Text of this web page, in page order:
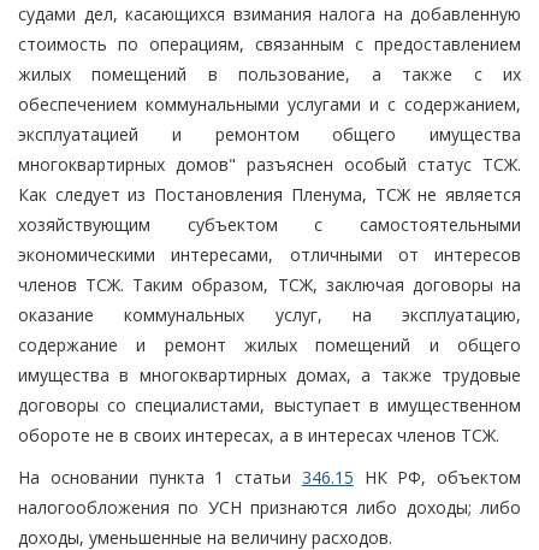
судами дел, касающихся взимания налога на добавленную
стоимость по операциям, связанным с предоставлением
жилых помещений в пользование, а также с их
обеспечением коммунальными услугами и с содержанием,
эксплуатацией и ремонтом общего имущества
многоквартирных домов" разъяснен особый статус ТСЖ.
Как следует из Постановления Пленума, ТСЖ не является
хозяйствующим субъектом с самостоятельными
экономическими интересами, отличными от интересов
членов ТСЖ. Таким образом, ТСЖ, заключая договоры на
оказание коммунальных услуг, на эксплуатацию,
содержание и ремонт жилых помещений и общего
имущества в многоквартирных домах, а также трудовые
договоры со специалистами, выступает в имущественном
обороте не в своих интересах, а в интересах членов ТСЖ.
На основании пункта 1 статьи 346.15 НК РФ, объектом
налогообложения по УСН признаются либо доходы; либо
доходы, уменьшенные на величину расходов.